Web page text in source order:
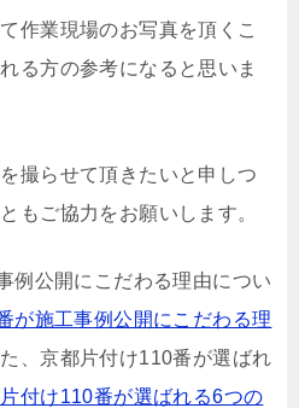
作業現場のお写真を頂くこ
る方の参考になると思いま
撮らせて頂きたいと申しつ
もご協力をお願いします。
例公開にこだわる理由につい
が施工事例公開にこだわる理
、京都片付け110番が選ばれ
付け110番が選ばれる6つの